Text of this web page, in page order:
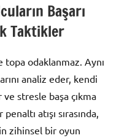
Başarı
Taktikler
topa odaklanmaz. Aynı
analiz eder, kendi
stresle başa çıkma
atışı sırasında,
zihinsel bir oyun